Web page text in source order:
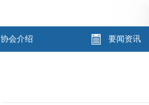
协会介绍 要闻资讯